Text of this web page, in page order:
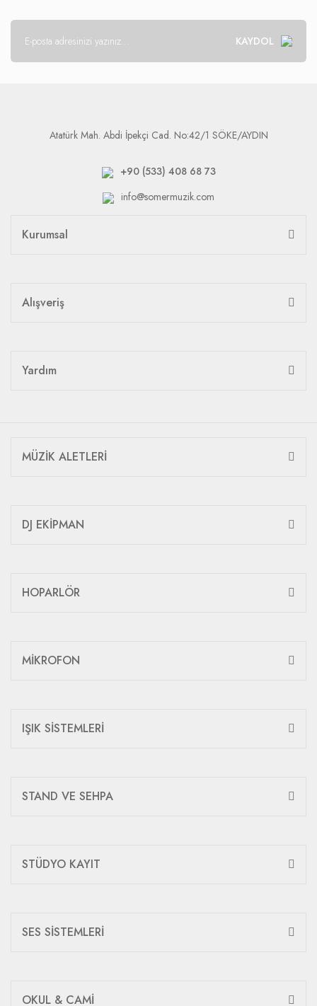
KAYDOL
Atatürk Mah. Abdi İpekçi Cad. No:42/1 SÖKE/AYDIN
+90 (533) 408 68 73
info@somermuzik.com
Kurumsal
Alışveriş
Yardım
MÜZİK ALETLERİ
DJ EKİPMAN
HOPARLÖR
MİKROFON
IŞIK SİSTEMLERİ
STAND VE SEHPA
STÜDYO KAYIT
SES SİSTEMLERİ
OKUL & CAMİ